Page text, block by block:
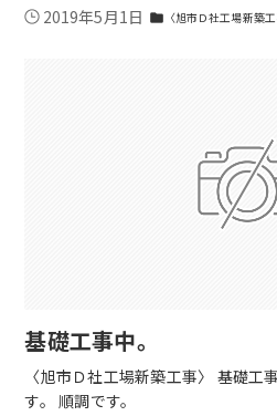
2019年5月1日 folder 〈旭市Ｄ社工場新築工
基礎工事中。
〈旭市Ｄ社工場新築工事〉 基礎工
す。 順調です。